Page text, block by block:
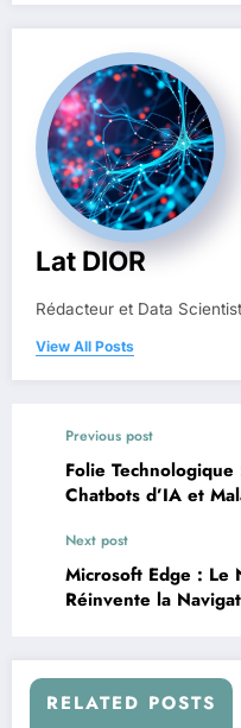
Lat DIOR
Rédacteur et Data
View All Posts
Previous post
Folie
Chatbots d’IA et
Next post
Microsoft Edge : Le
Réinvente la
RELATED POSTS